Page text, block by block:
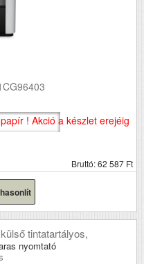
! Akció a készlet erejéig
Bruttó: 62 587 Ft
tintatartályos,
nyomtató